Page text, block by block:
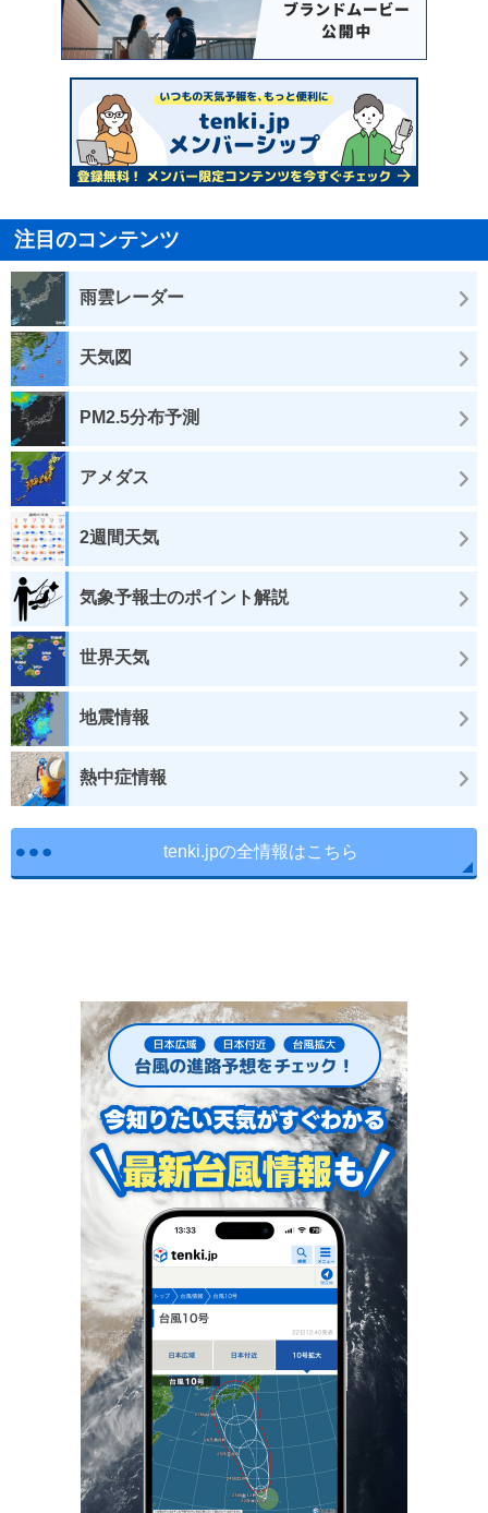
注目のコンテンツ
雨雲レーダー
天気図
PM2.5分布予測
アメダス
2週間天気
気象予報士のポイント解説
世界天気
地震情報
熱中症情報
tenki.jpの全情報はこちら